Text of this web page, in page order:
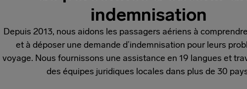
indemnisation
Depuis 2013, nous aidons les passagers aériens à
et à déposer une demande d’indemnisation pour leurs
voyage. Nous fournissons une assistance en 19 langues et
des équipes juridiques locales dans plus de 30